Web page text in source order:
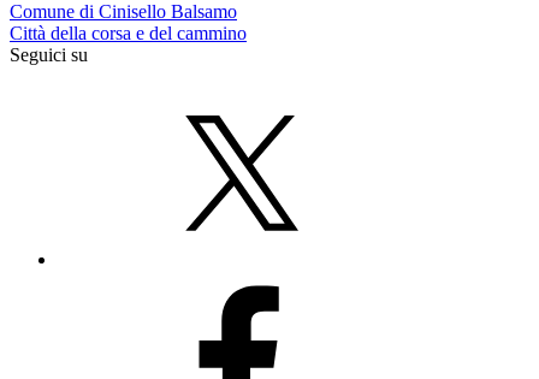
Comune di Cinisello Balsamo
Città della corsa e del cammino
Seguici su